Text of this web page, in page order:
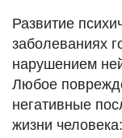
Развитие
заболеваниях
нарушением
Любое
негативные
жизни человека: